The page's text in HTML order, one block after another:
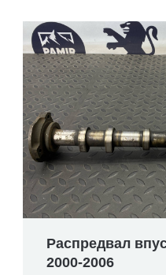
Распредвал
2000-2006